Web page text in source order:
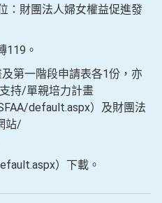
：財團法人婦女權益促進發
。
第一階段申請表各1份，亦
持/單親培力計畫
default.aspx）及財團法
站/
）下載。